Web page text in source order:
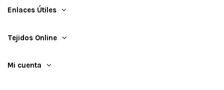
Enlaces Útiles
Tejidos Online
Mi cuenta